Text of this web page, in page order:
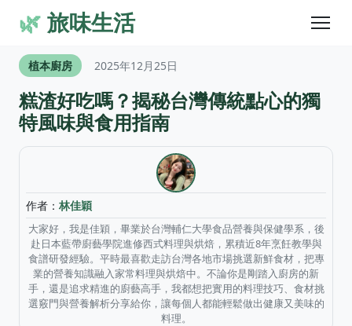
🌿旅味生活
植本廚房 2025年12月25日
糕渣好吃嗎？揭秘台灣傳統點心的獨
特風味與食用指南
作者： 林佳穎
大家好，我是佳穎，畢業於台灣輔仁大學食品營養與保健學系，後
赴日本藍帶廚藝學院進修西式料理與烘焙，累積近8年烹飪教學與
食譜研發經驗。平時最喜歡走訪台灣各地市場挑選新鮮食材，把專
業的營養知識融入家常料理與烘焙中。不論你是剛踏入廚房的新
手，還是追求精進的廚藝高手，我都想把實用的料理技巧、食材挑
選竅門與營養解析分享給你，讓每個人都能輕鬆做出健康又美味的
料理。